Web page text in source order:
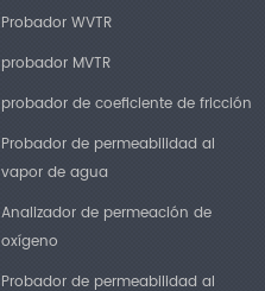
Probador WVTR
probador MVTR
probador de coeficiente de fricción
Probador de permeabilidad al
vapor de agua
Analizador de permeación de
oxígeno
Probador de permeabilidad al